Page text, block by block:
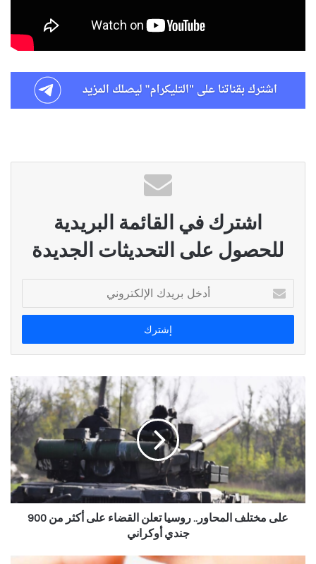
اشترك في القائمة البريدية
للحصول على التحديثات الجديدة
بريدك
الإلكتروني
على مختلف المحاور.. روسيا تعلن القضاء على أكثر من 900
جندي أوكراني